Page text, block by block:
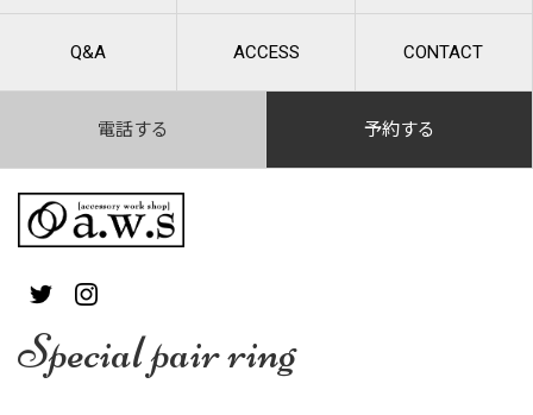
Q&A ACCESS CONTACT
電話する 予約する
Special pair ring